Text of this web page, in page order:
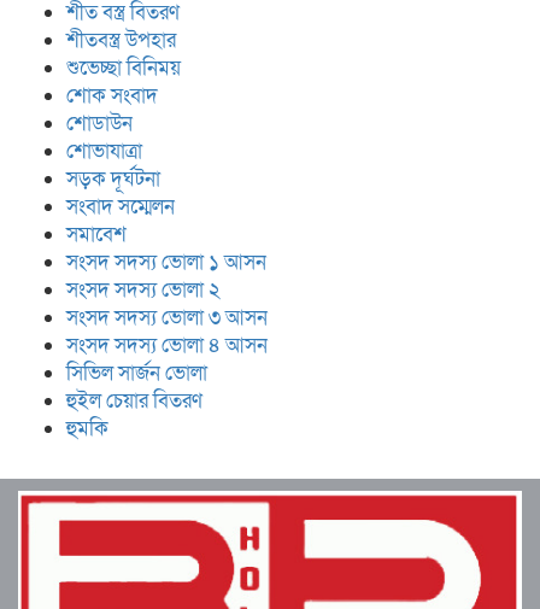
শীত বস্ত্র বিতরণ
শীতবস্ত্র উপহার
শুভেচ্ছা বিনিময়
শোক সংবাদ
শোডাউন
শোভাযাত্রা
সড়ক দূর্ঘটনা
সংবাদ সম্মেলন
সমাবেশ
সংসদ সদস্য ভোলা ১ আসন
সংসদ সদস্য ভোলা ২
সংসদ সদস্য ভোলা ৩ আসন
সংসদ সদস্য ভোলা ৪ আসন
সিভিল সার্জন ভোলা
হুইল চেয়ার বিতরণ
হুমকি